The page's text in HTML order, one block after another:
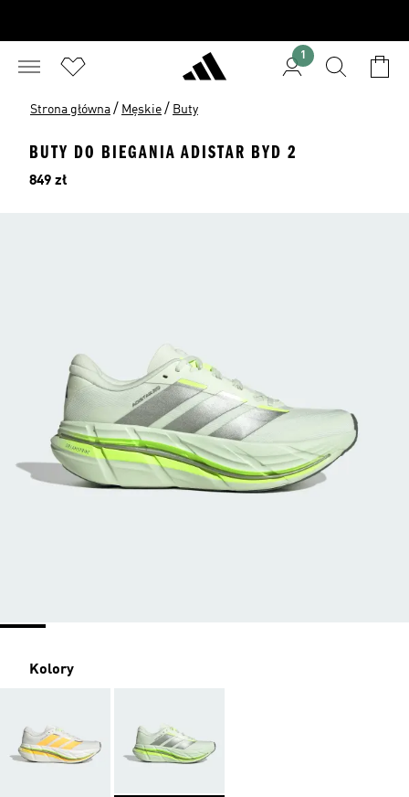
1
Strona główna / Męskie / Buty
BUTY DO BIEGANIA ADISTAR BYD 2
Cena
849 zł
Kolory